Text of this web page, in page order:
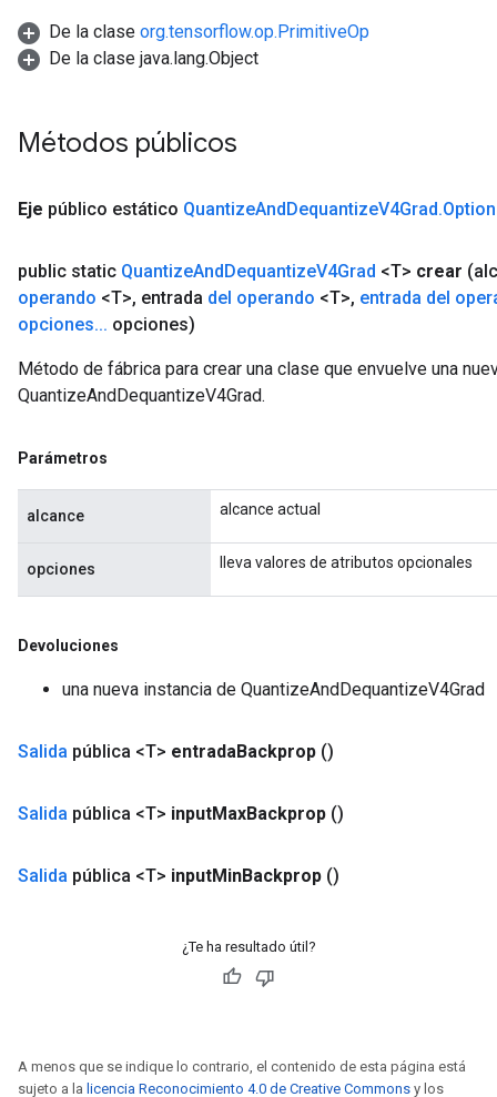
De la clase org.tensorflow.op.PrimitiveOp
De la clase java.lang.Object
Métodos públicos
Eje público estático QuantizeAndDequantizeV4Grad.
public static QuantizeAndDequantizeV4Grad <T> crear
operando <T>, entrada del operando <T>, entrada del
opciones... opciones)
Método de fábrica para crear una clase que envuelve una
QuantizeAndDequantizeV4Grad.
Parámetros
alcance alcance actual
opciones lleva valores de atributos opcionales
Devoluciones
una nueva instancia de QuantizeAndDequantizeV4Grad
Salida pública <T> entradaBackprop ()
Salida pública <T> inputMaxBackprop ()
Salida pública <T> inputMinBackprop ()
¿Te ha resultado útil?
A menos que se indique lo contrario, el contenido de esta página está
sujeto a la licencia Reconocimiento 4.0 de Creative Commons y los